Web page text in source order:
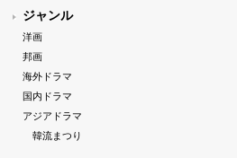
ジャンル
洋画
邦画
海外ドラマ
国内ドラマ
アジアドラマ
韓流まつり